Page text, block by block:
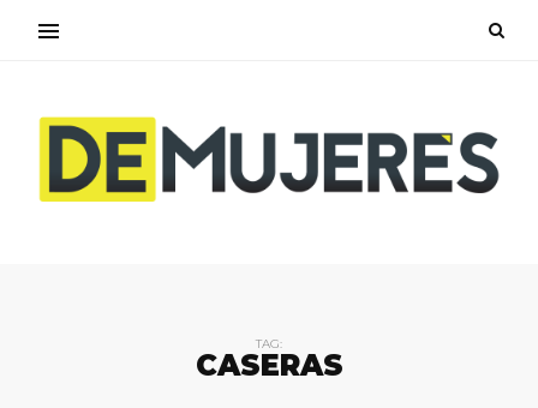
TAG:
CASERAS